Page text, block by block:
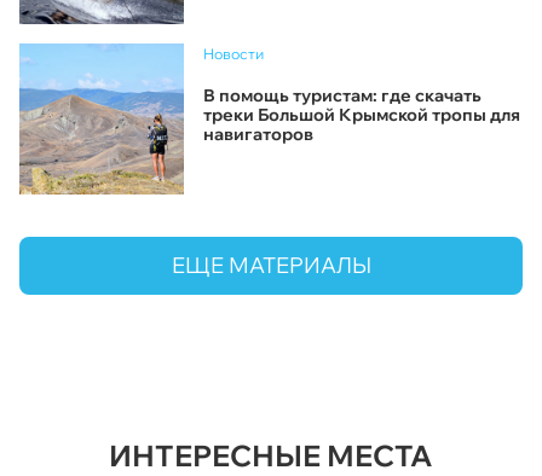
Новости
В помощь туристам: где скачать
треки Большой Крымской тропы для
навигаторов
ЕЩЕ МАТЕРИАЛЫ
ИНТЕРЕСНЫЕ МЕСТА